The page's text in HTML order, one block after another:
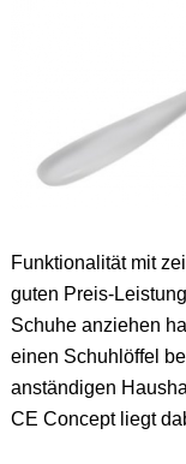
Funktionalität mit
guten Preis-
Schuhe anziehen
einen Schuhlöffel
anständigen
CE Concept liegt